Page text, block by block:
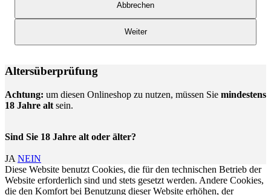
Abbrechen
Weiter
Altersüberprüfung
Achtung: um diesen Onlineshop zu nutzen, müssen Sie mindestens
18 Jahre alt sein.
Sind Sie 18 Jahre alt oder älter?
JA NEIN
Diese Website benutzt Cookies, die für den technischen Betrieb der
Website erforderlich sind und stets gesetzt werden. Andere Cookies,
die den Komfort bei Benutzung dieser Website erhöhen, der